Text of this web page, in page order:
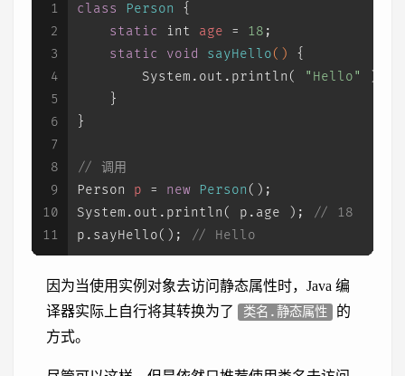
1
2
3
4
5
6
7
8
9
10
11
class Person
{
static
int age = 18 ;
static
void sayHello()
{
        System.out.println(
"Hello"
);
    }
}
// 调用
Person
p = new Person ();
System.out.println( p.age );
// 18
p.sayHello();
// Hello
因为当使用实例对象去访问静态属性时，Java 编
译器实际上自行将其转换为了
类名.静态属性
的
方式。